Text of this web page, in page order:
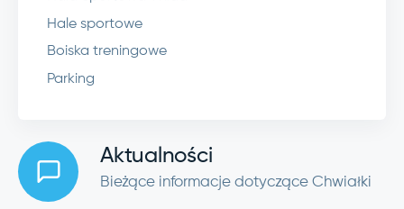
Hale sportowe
Boiska treningowe
Parking
Aktualności
Bieżące informacje dotyczące Chwiałki